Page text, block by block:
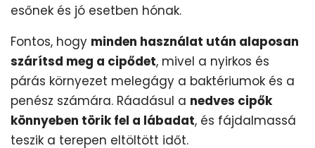
esőnek és jó esetben hónak.
Fontos, hogy minden használat után alaposan
szárítsd meg a cipődet, mivel a nyirkos és
párás környezet melegágy a baktériumok és a
penész számára. Ráadásul a nedves cipők
könnyeben törik fel a lábadat, és fájdalmassá
teszik a terepen eltöltött időt.